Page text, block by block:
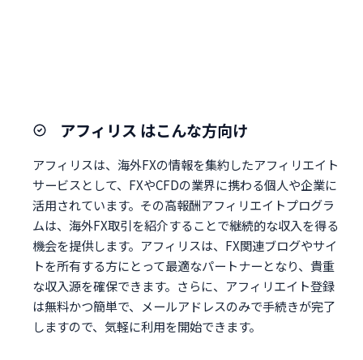
アフィリス はこんな方向け
アフィリスは、海外FXの情報を集約したアフィリエイト
サービスとして、FXやCFDの業界に携わる個人や企業に
活用されています。その高報酬アフィリエイトプログラ
ムは、海外FX取引を紹介することで継続的な収入を得る
機会を提供します。アフィリスは、FX関連ブログやサイ
トを所有する方にとって最適なパートナーとなり、貴重
な収入源を確保できます。さらに、アフィリエイト登録
は無料かつ簡単で、メールアドレスのみで手続きが完了
しますので、気軽に利用を開始できます。